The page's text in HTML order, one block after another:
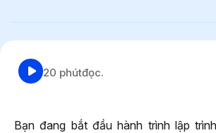
20 phútđọc.
Bạn đang bắt đầu hành trình lập